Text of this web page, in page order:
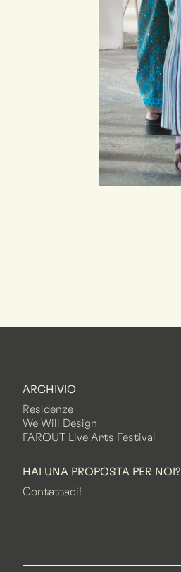
ARCHIVIO
Residenze
We Will Design
FAROUT Live Arts Festival
HAI UNA PROPOSTA PER NOI?
Contattaci!